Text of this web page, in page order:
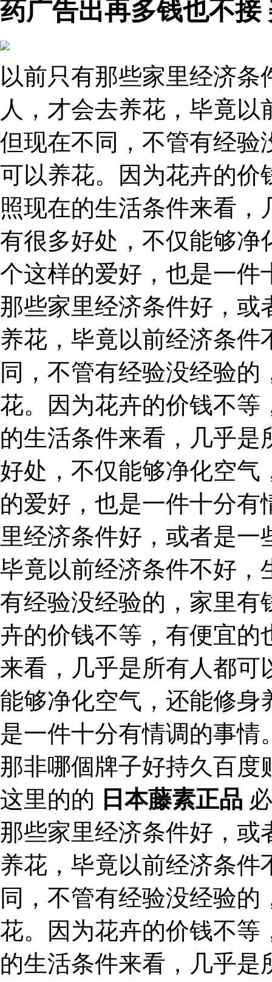
药广告出再多钱也不接
以前只有那些家里经济
人，才会去养花，毕竟
但现在不同，不管有经验
可以养花。因为花卉的价
照现在的生活条件来看
有很多好处，不仅能够净
个这样的爱好，也是一件
那些家里经济条件好，或
养花，毕竟以前经济条
同，不管有经验没经验
花。因为花卉的价钱不等
的生活条件来看，几乎
好处，不仅能够净化空气
的爱好，也是一件十分
里经济条件好，或者是
毕竟以前经济条件不好，
有经验没经验的，家里有
卉的价钱不等，有便宜
来看，几乎是所有人都可
能够净化空气，还能修身
是一件十分有情调的事情
那非哪個牌子好持久百度
这里的的 日本藤素正品
那些家里经济条件好，或
养花，毕竟以前经济条
同，不管有经验没经验
花。因为花卉的价钱不等
的生活条件来看，几乎